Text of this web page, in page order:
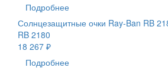
Подробнее
Солнцезащитные очки Ray-Ban RB
RB 2180
18 267 ₽
Подробнее